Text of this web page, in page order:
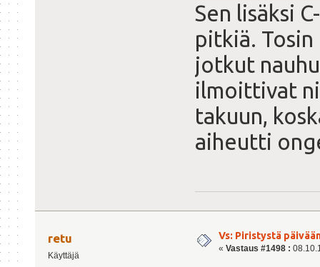
Sen lisäksi
pitkiä.
jotkut
ilmoittivat
takuun,
aiheutti
retu
Käyttäjä
Vs: Piristystä
« Vastaus #1498 :